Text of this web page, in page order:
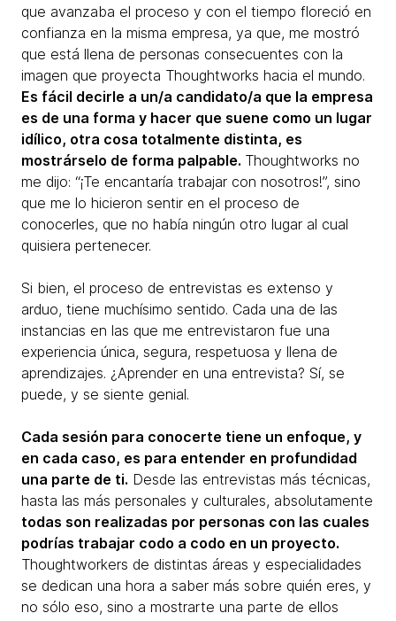
que avanzaba el proceso y con el tiempo floreció en
confianza en la misma empresa, ya que, me mostró
que está llena de personas consecuentes con la
imagen que proyecta Thoughtworks hacia el mundo.
Es fácil decirle a un/a candidato/a que la empresa
es de una forma y hacer que suene como un lugar
idílico, otra cosa totalmente distinta, es
mostrárselo de forma palpable. Thoughtworks no
me dijo: “¡Te encantaría trabajar con nosotros!”, sino
que me lo hicieron sentir en el proceso de
conocerles, que no había ningún otro lugar al cual
quisiera pertenecer.
Si bien, el proceso de entrevistas es extenso y
arduo, tiene muchísimo sentido. Cada una de las
instancias en las que me entrevistaron fue una
experiencia única, segura, respetuosa y llena de
aprendizajes. ¿Aprender en una entrevista? Sí, se
puede, y se siente genial.
Cada sesión para conocerte tiene un enfoque, y
en cada caso, es para entender en profundidad
una parte de ti. Desde las entrevistas más técnicas,
hasta las más personales y culturales, absolutamente
todas son realizadas por personas con las cuales
podrías trabajar codo a codo en un proyecto.
Thoughtworkers de distintas áreas y especialidades
se dedican una hora a saber más sobre quién eres, y
no sólo eso, sino a mostrarte una parte de ellos